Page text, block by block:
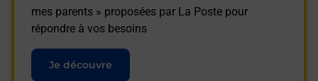
mes parents » proposées par La Poste pour
répondre à vos besoins
Je découvre